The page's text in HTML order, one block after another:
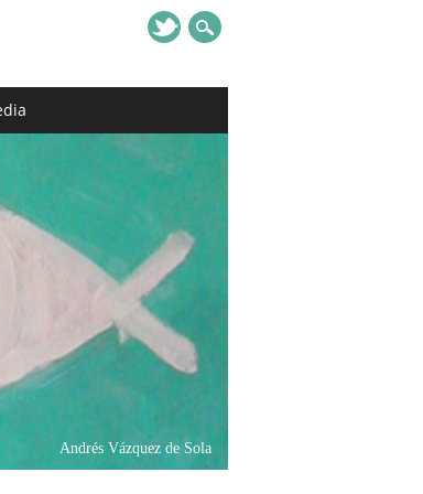
Andrés Vázquez de Sola